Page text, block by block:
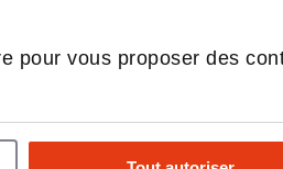
pour vous proposer des